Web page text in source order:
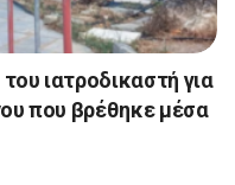
ιατροδικαστή για
που βρέθηκε μέσα